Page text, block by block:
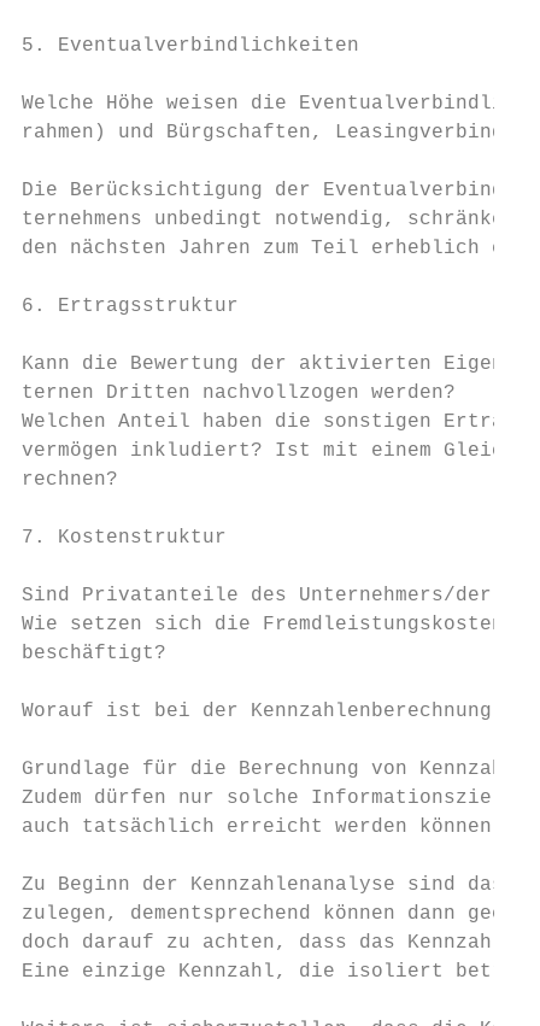
5. Eventualverbindlichkeiten
Welche Höhe weisen die
rahmen) und Bürgschaften,
Die Berücksichtigung der
ternehmens unbedingt notwendig,
den nächsten Jahren zum Teil erheblich ein.
6. Ertragsstruktur
Kann die Bewertung der aktivierten
ternen Dritten nachvollzogen werden?
Welchen Anteil haben die sonstigen
vermögen inkludiert? Ist mit einem
rechnen?
7. Kostenstruktur
Sind Privatanteile des Unternehmers/der
Wie setzen sich die Fremdleistungskosten
beschäftigt?
Worauf ist bei der Kennzahlenberechnung
Grundlage für die Berechnung von
Zudem dürfen nur solche Informationsziele
auch tatsächlich erreicht werden können.
Zu Beginn der Kennzahlenanalyse sind
zulegen, dementsprechend können dann
doch darauf zu achten, dass das
Eine einzige Kennzahl, die isoliert